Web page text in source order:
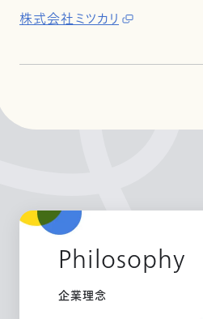
株式会社ミツカリ
Philosophy
企業理念